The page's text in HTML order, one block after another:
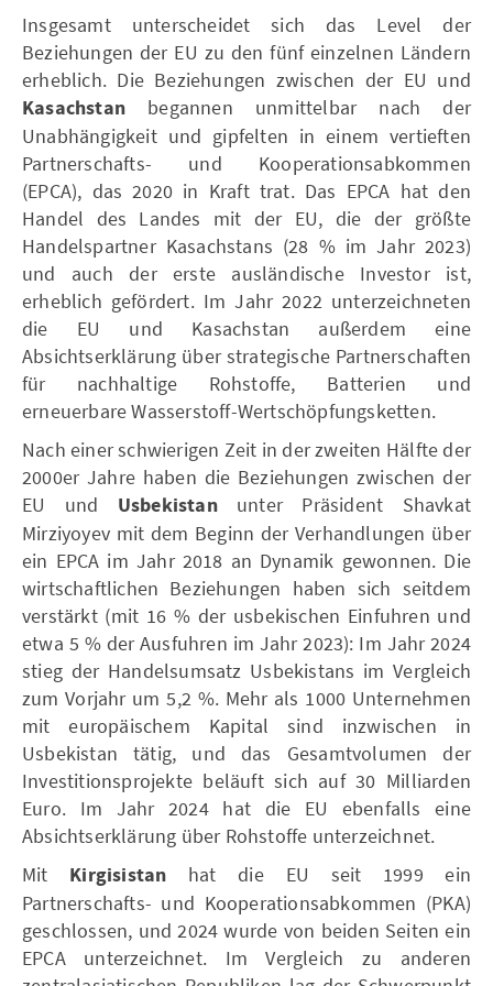
Insgesamt unterscheidet sich das Level der
Beziehungen der EU zu den fünf einzelnen Ländern
erheblich. Die Beziehungen zwischen der EU und
Kasachstan begannen unmittelbar nach der
Unabhängigkeit und gipfelten in einem vertieften
Partnerschafts- und Kooperationsabkommen
(EPCA), das 2020 in Kraft trat. Das EPCA hat den
Handel des Landes mit der EU, die der größte
Handelspartner Kasachstans (28 % im Jahr 2023)
und auch der erste ausländische Investor ist,
erheblich gefördert. Im Jahr 2022 unterzeichneten
die EU und Kasachstan außerdem eine
Absichtserklärung über strategische Partnerschaften
für nachhaltige Rohstoffe, Batterien und
erneuerbare Wasserstoff-Wertschöpfungsketten.
Nach einer schwierigen Zeit in der zweiten Hälfte der
2000er Jahre haben die Beziehungen zwischen der
EU und Usbekistanunter Präsident Shavkat
Mirziyoyev mit dem Beginn der Verhandlungen über
ein EPCA im Jahr 2018 an Dynamik gewonnen. Die
wirtschaftlichen Beziehungen haben sich seitdem
verstärkt (mit 16 % der usbekischen Einfuhren und
etwa 5 % der Ausfuhren im Jahr 2023): Im Jahr 2024
stieg der Handelsumsatz Usbekistans im Vergleich
zum Vorjahr um 5,2 %. Mehr als 1000 Unternehmen
mit europäischem Kapital sind inzwischen in
Usbekistan tätig, und das Gesamtvolumen der
Investitionsprojekte beläuft sich auf 30 Milliarden
Euro. Im Jahr 2024 hat die EU ebenfalls eine
Absichtserklärung über Rohstoffe unterzeichnet.
Mit Kirgisistan hat die EU seit 1999 ein
Partnerschafts- und Kooperationsabkommen (PKA)
geschlossen, und 2024 wurde von beiden Seiten ein
EPCA unterzeichnet. Im Vergleich zu anderen